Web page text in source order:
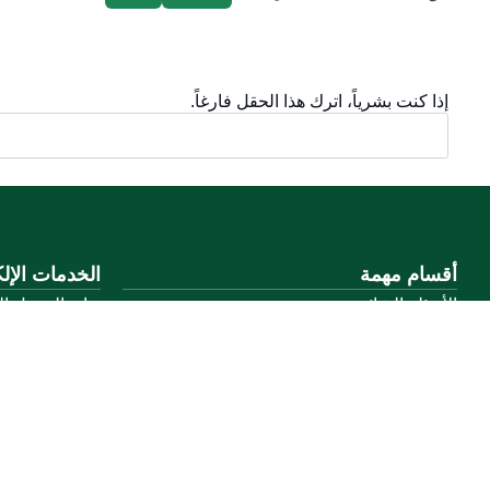
إذا كنت بشرياً، اترك هذا الحقل فارغاً.
أقسام مهمة
الأسئلة الشائعة
الخدمات
بوابة الدخول